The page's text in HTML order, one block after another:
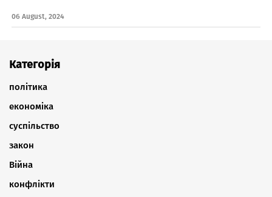
06 August, 2024
Категорія
політика
економіка
суспільство
закон
Війна
конфлікти